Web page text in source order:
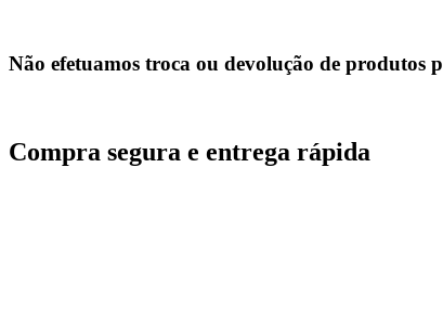
Não efetuamos troca ou devolução de produtos
Compra segura e entrega rápida